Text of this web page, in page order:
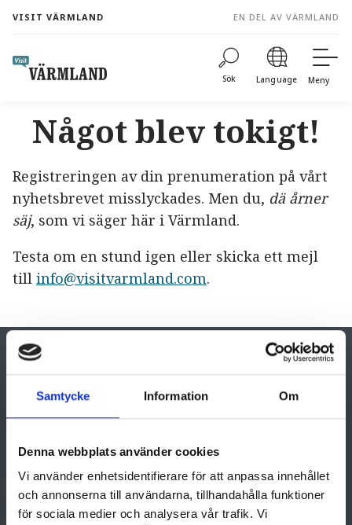
Samtycke Information Om
Denna webbplats använder cookies
Vi använder enhetsidentifierare för att anpassa innehållet
och annonserna till användarna, tillhandahålla funktioner
för sociala medier och analysera vår trafik. Vi
content
VISIT VÄRMLAND EN DEL AV VÄRMLAND
Sök Language Meny
Något blev tokigt!
Registreringen av din prenumeration på vårt
nyhetsbrevet misslyckades. Men du, dä årner
säj, som vi säger här i Värmland.
Testa om en stund igen eller skicka ett mejl
till info@visitvarmland.com.
Visitvarmland.com drivs och utvecklas av Visit Värmland och
Värmlands kommuner.
Turistinformation